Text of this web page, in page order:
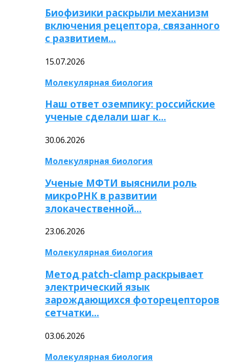
Биофизики раскрыли механизм
включения рецептора, связанного
с развитием…
15.07.2026
Молекулярная биология
Наш ответ оземпику: российские
ученые сделали шаг к…
30.06.2026
Молекулярная биология
Ученые МФТИ выяснили роль
микроРНК в развитии
злокачественной…
23.06.2026
Молекулярная биология
Метод patch-clamp раскрывает
электрический язык
зарождающихся фоторецепторов
сетчатки…
03.06.2026
Молекулярная биология